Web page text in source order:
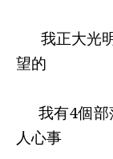
我正大光
望的
我有4個部
人心事